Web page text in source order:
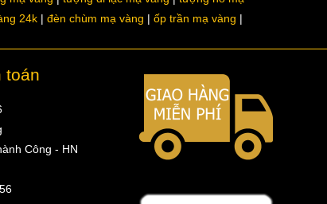
24k đèn chùm mạ vàng ốp trần mạ vàng
toán
Công - HN